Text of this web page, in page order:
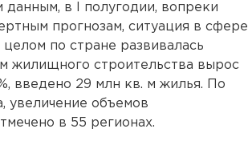
данным, в I полугодии, вопреки
прогнозам, ситуация в сфере
целом по стране развивалась
жилищного строительства вырос
введено 29 млн кв. м жилья. По
увеличение объемов
в 55 регионах.